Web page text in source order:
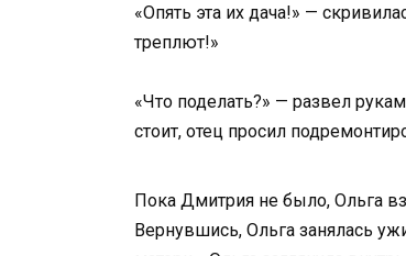
«Опять эта их дача!» —
треплют!»
«Что поделать?» — развел
стоит, отец просил
Пока Дмитрия не было, Ольга
Вернувшись, Ольга занялась